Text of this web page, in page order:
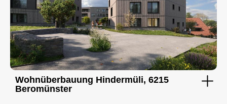
Wohnüberbauung Hindermüli, 6215
Beromünster